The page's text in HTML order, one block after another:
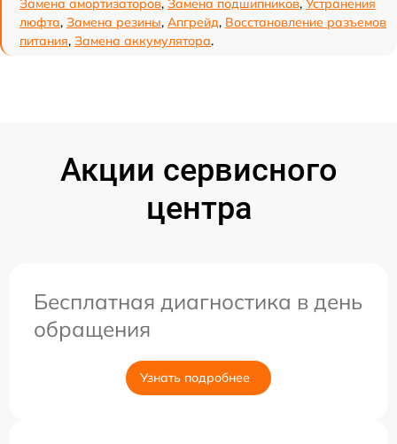
Замена амортизаторов, Замена подшипников, Устранения
люфта, Замена резины, Апгрейд, Восстановление разъемов
питания, Замена аккумулятора.
Акции сервисного
центра
Бесплатная диагностика в день
обращения
Узнать подробнее